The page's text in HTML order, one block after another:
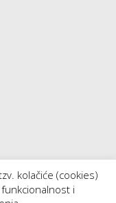
kolačiće (cookies)
i